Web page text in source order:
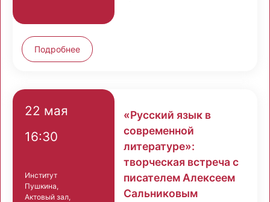
Подробнее
22 мая
16:30
Институт
Пушкина,
Актовый зал,
«Русский язык в
современной
литературе»:
творческая встреча с
писателем Алексеем
Сальниковым